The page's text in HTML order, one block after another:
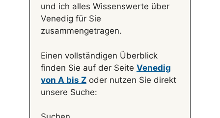
und ich alles Wissenswerte über
Venedig für Sie
zusammengetragen.
Einen vollständigen Überblick
finden Sie auf der Seite Venedig
von A bis Z oder nutzen Sie direkt
unsere Suche: